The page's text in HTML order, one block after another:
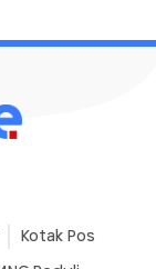
Kotak Pos